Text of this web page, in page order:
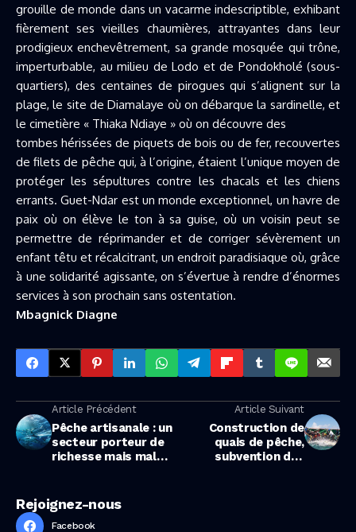
grouille de monde dans un vacarme indescriptible, exhibant
fièrement ses vieilles chaumières, attrayantes dans leur
prodigieux enchevêtrement, sa grande mosquée qui trône,
imperturbable, au milieu de Lodo et de Pondokholé (sous-
quartiers), des centaines de pirogues qui s’alignent sur la
plage, le site de Diamalaye où on débarque la sardinelle, et
le cimetière « Thiaka Ndiaye » où on découvre des
tombes hérissées de piquets de bois ou de fer, recouvertes
de filets de pêche qui, à l’origine, étaient l’unique moyen de
protéger les sépultures contre les chacals et les chiens
errants. Guet-Ndar est un monde exceptionnel, un havre de
paix où on élève le ton à sa guise, où un voisin peut se
permettre de réprimander et de corriger sévèrement un
enfant têtu et récalcitrant, un endroit paradisiaque où, grâce
à une solidarité agissante, on s’évertue à rendre d’énormes
services à son prochain sans ostentation.
Mbagnick Diagne
Article Précédent
Pêche artisanale : un
secteur porteur de
richesse mais mal
Article Suivant
Construction de
quais de pêche,
subvention des
Rejoignez-nous
Facebook